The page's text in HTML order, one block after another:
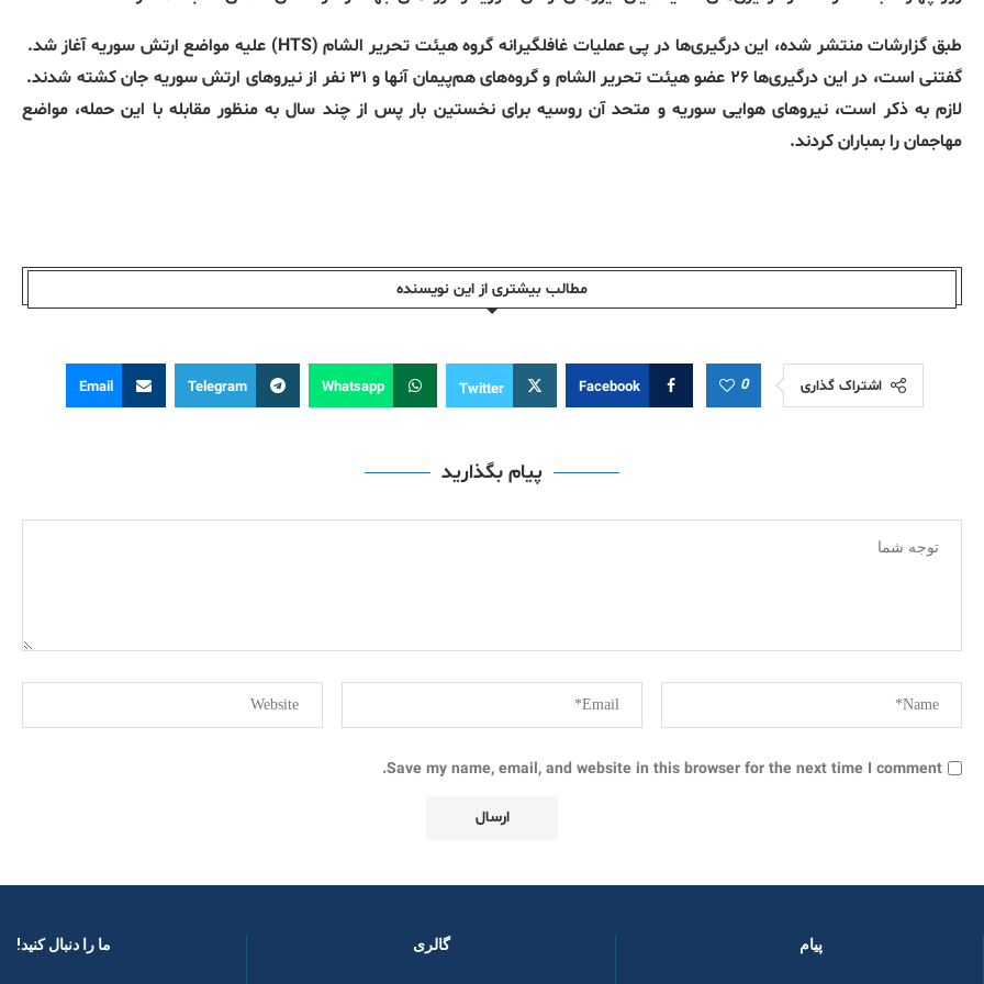
طبق گزارشات منتشر شده، این درگیری‌ها در پی عملیات غافلگیرانه گروه هیئت تحریر الشام (HTS) علیه مواضع ارتش سوریه آغاز شد.
گفتنی است، در این درگیری‌ها ۲۶ عضو هیئت تحریر الشام و گروه‌های هم‌پیمان آنها و ۳۱ نفر از نیروهای ارتش سوریه جان کشته شدند.
لازم به ذکر است، نیروهای هوایی سوریه و متحد آن روسیه برای نخستین بار پس از چند سال به منظور مقابله با این حمله، مواضع
مهاجمان را بمباران کردند.
مطالب بیشتری از این نویسندە
اشتراک گذاری 0
Facebook
Twitter
Whatsapp
Telegram
Email
پیام بگذارید
Save my name, email, and website in this browser for the next time I comment.
پیام گالری ما را دنبال کنید! ​